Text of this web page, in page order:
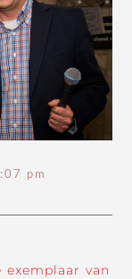
pm
van